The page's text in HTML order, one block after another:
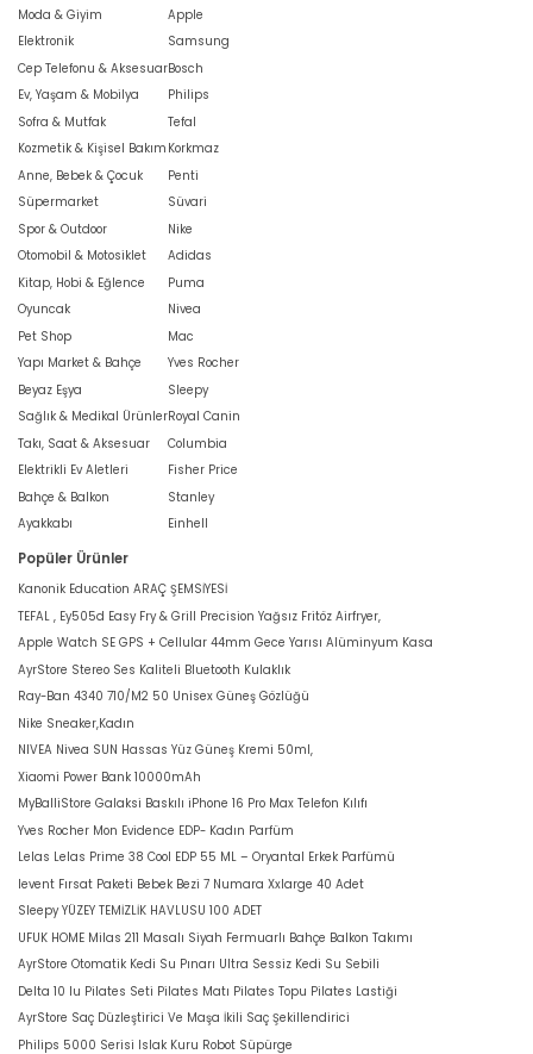
Moda & Giyim
Elektronik
Cep Telefonu & Aksesuar
Ev, Yaşam & Mobilya
Sofra & Mutfak
Kozmetik & Kişisel Bakım
Anne, Bebek & Çocuk
Süpermarket
Spor & Outdoor
Otomobil & Motosiklet
Kitap, Hobi & Eğlence
Oyuncak
Pet Shop
Yapı Market & Bahçe
Beyaz Eşya
Sağlık & Medikal Ürünler
Takı, Saat & Aksesuar
Elektrikli Ev Aletleri
Bahçe & Balkon
Ayakkabı
Apple
Samsung
Bosch
Philips
Tefal
Korkmaz
Penti
Süvari
Nike
Adidas
Puma
Nivea
Mac
Yves Rocher
Sleepy
Royal Canin
Columbia
Fisher Price
Stanley
Einhell
Popüler Ürünler
Kanonik Education ARAÇ ŞEMSİYESİ
TEFAL , Ey505d Easy Fry & Grill Precision Yağsız Fritöz Airfryer,
Apple Watch SE GPS + Cellular 44mm Gece Yarısı Alüminyum Kasa
AyrStore Stereo Ses Kaliteli Bluetooth Kulaklık
Ray-Ban 4340 710/M2 50 Unisex Güneş Gözlüğü
Nike Sneaker,Kadın
NIVEA Nivea SUN Hassas Yüz Güneş Kremi 50ml,
Xiaomi Power Bank 10000mAh
MyBalliStore Galaksi Baskılı iPhone 16 Pro Max Telefon Kılıfı
Yves Rocher Mon Evidence EDP- Kadın Parfüm
Lelas Lelas Prime 38 Cool EDP 55 ML – Oryantal Erkek Parfümü
levent Fırsat Paketi Bebek Bezi 7 Numara Xxlarge 40 Adet
Sleepy YÜZEY TEMİZLİK HAVLUSU 100 ADET
UFUK HOME Milas 211 Masalı Siyah Fermuarlı Bahçe Balkon Takımı
AyrStore Otomatik Kedi Su Pınarı Ultra Sessiz Kedi Su Sebili
Delta 10 lu Pilates Seti Pilates Matı Pilates Topu Pilates Lastiği
AyrStore Saç Düzleştirici Ve Maşa İkili Saç Şekillendirici
Philips 5000 Serisi Islak Kuru Robot Süpürge